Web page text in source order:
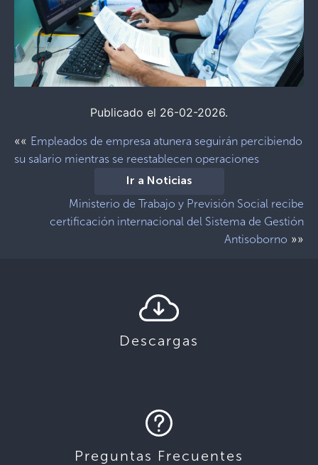
Publicado el 26-02-2026.
«« Empleados de empresa atunera seguirán percibiendo
su salario mientras se reestablecen operaciones
Ir a Noticias
Ministerio de Trabajo y Previsión Social recibe
certificación internacional del Sistema de Gestión
Antisoborno »»
Descargas
Preguntas Frecuentes